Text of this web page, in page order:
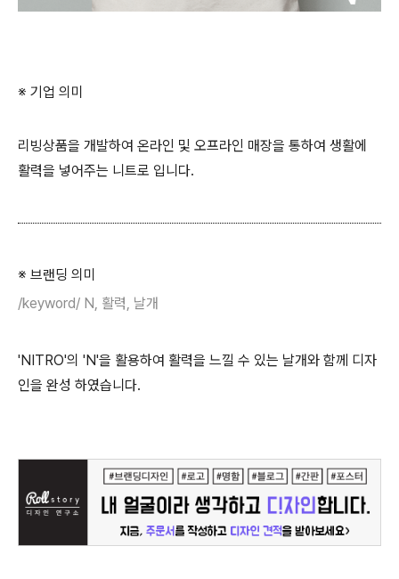
※ 기업 의미
리빙상품을 개발하여 온라인 및 오프라인 매장을 통하여 생활에
활력을 넣어주는 니트로 입니다.
※ 브랜딩 의미
/keyword/ N, 활력, 날개
'NITRO'의 'N'을 활용하여 활력을 느낄 수 있는 날개와 함께 디자
인을 완성 하였습니다.